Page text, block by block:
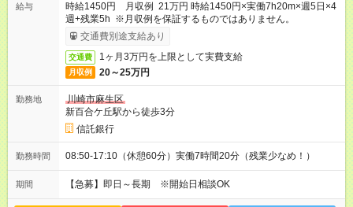
給与
時給1450円 月収例 21万円 時給1450円×実働7h20m×週5日×4
週+残業5h ※月収例を保証するものではありません。
交通費別途支給あり
交通費 1ヶ月3万円を上限として実費支給
月収例 20～25万円
勤務地
川崎市麻生区
新百合ケ丘駅から徒歩3分
信託銀行
勤務時間 08:50-17:10（休憩60分）実働7時間20分（残業少なめ！）
期間 【急募】即日～長期 ※開始日相談OK